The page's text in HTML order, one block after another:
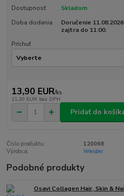
Dostupnosť
Skladom
Doba dodania
Doručenie
zajtra do 11:00.
Príchuť
13,90 EUR/ks
11,30 EUR bez DPH
Pridať do
Číslo produktu:
120068
Výrobca:
Weider
Podobné produkty
Osavi Collagen Hair, Skin &